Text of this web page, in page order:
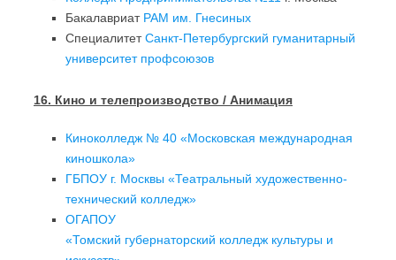
Бакалавриат РАМ им. Гнесиных
СпециалитетСанкт-Петербургский гуманитарный
университет профсоюзов
16. Кино и телепроизводство / Анимация
Киноколледж № 40 «Московская международная
киношкола»
ГБПОУ г. Москвы «Театральный художественно-
технический колледж»
ОГАПОУ
«Томский губернаторский колледж культуры и